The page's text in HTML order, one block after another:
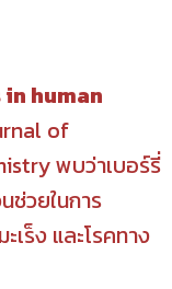
human
of
พบว่าเบอร์รี่
ช่วยในการ
เร็ง และโรคทาง